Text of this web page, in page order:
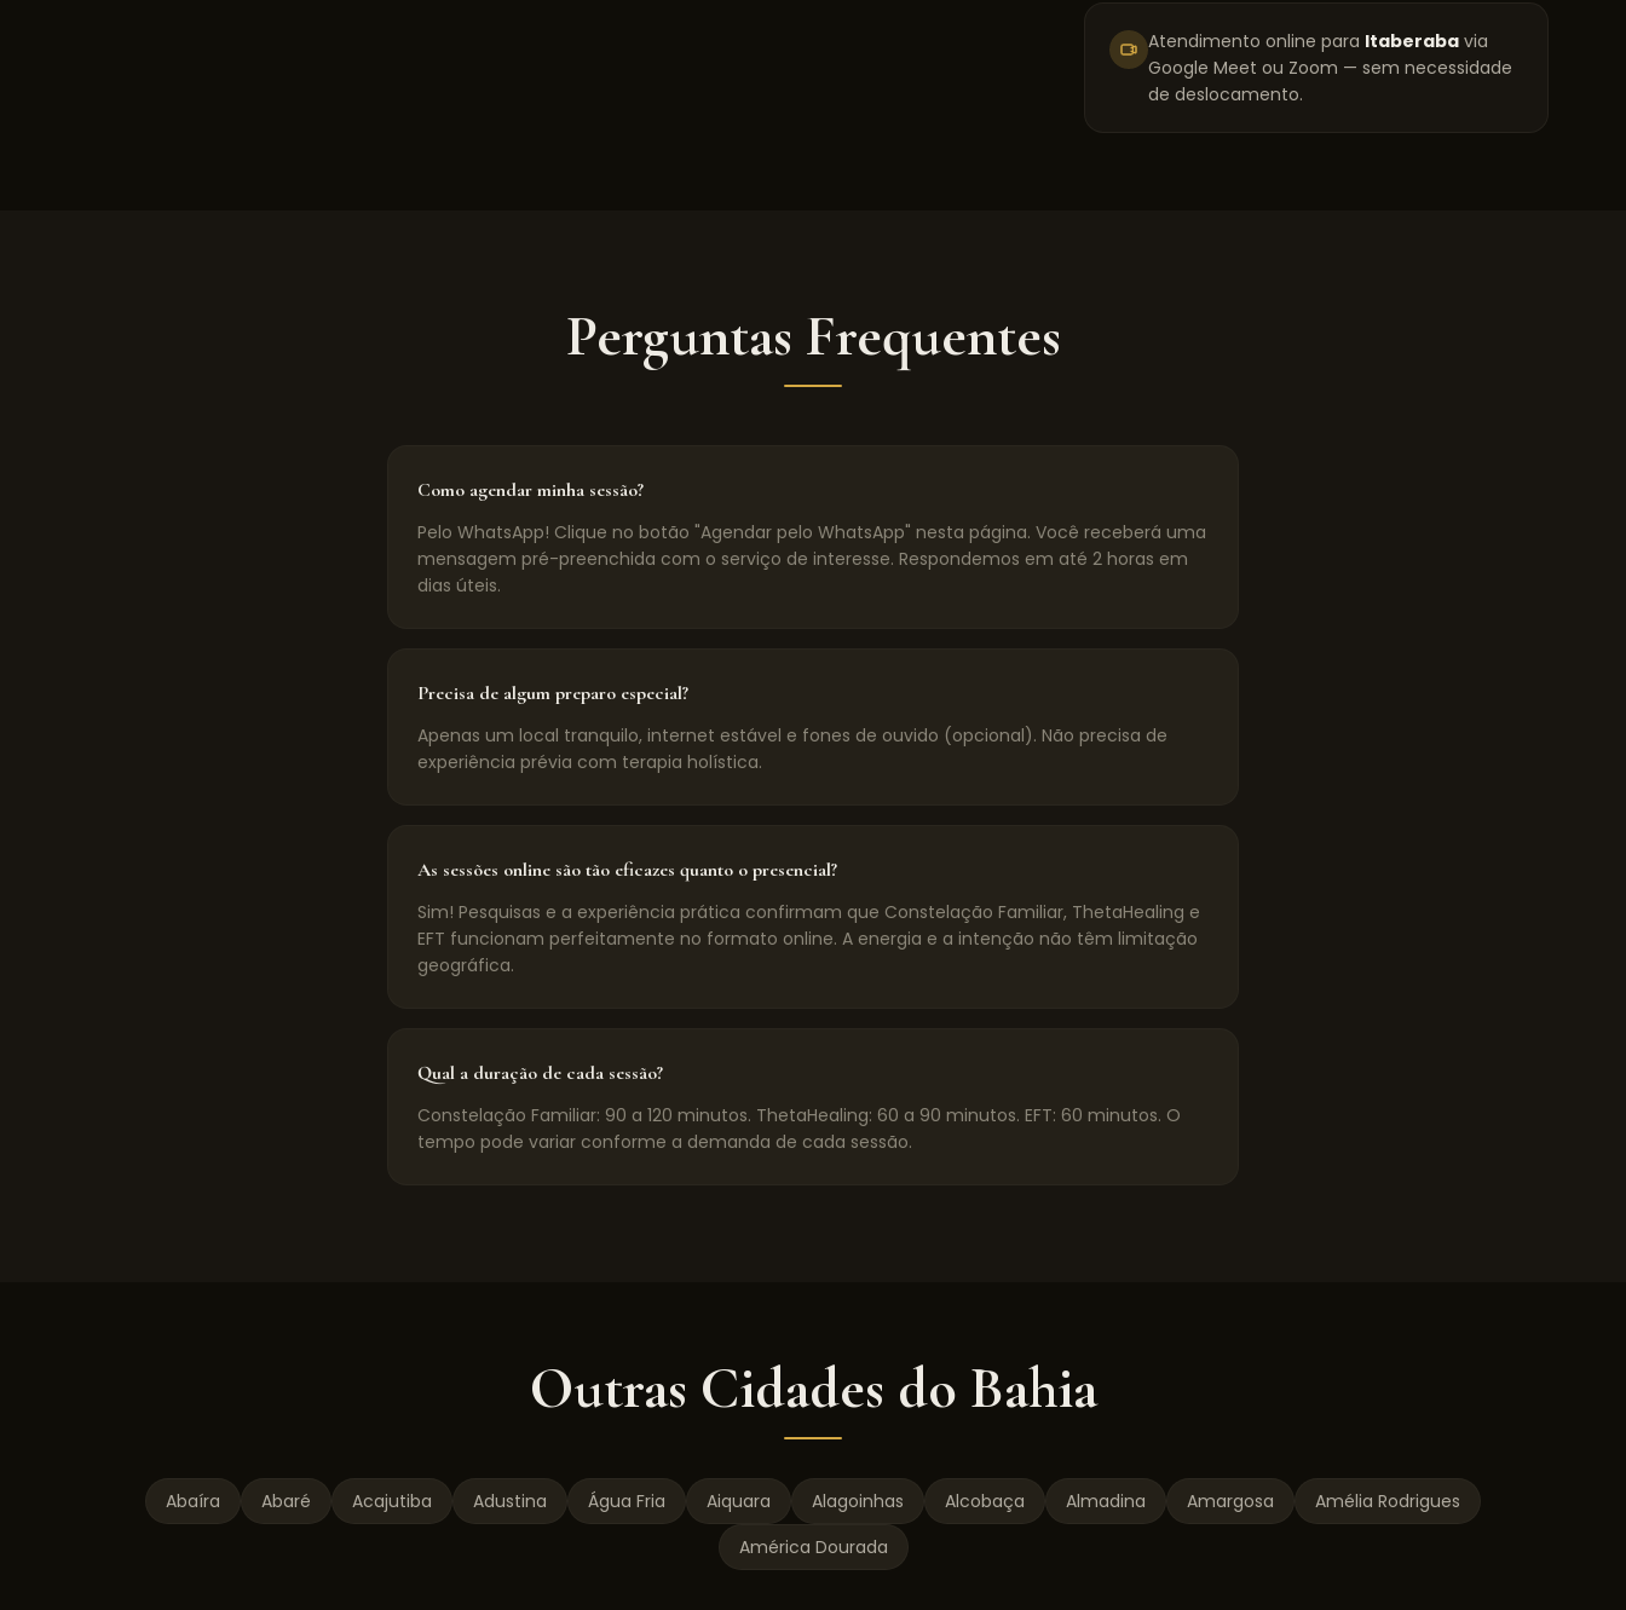
Atendimento online para Itaberaba via
Google Meet ou Zoom — sem necessidade
de deslocamento.
Perguntas Frequentes
Como agendar minha sessão?
Pelo WhatsApp! Clique no botão "Agendar pelo WhatsApp" nesta página. Você receberá uma
mensagem pré-preenchida com o serviço de interesse. Respondemos em até 2 horas em
dias úteis.
Precisa de algum preparo especial?
Apenas um local tranquilo, internet estável e fones de ouvido (opcional). Não precisa de
experiência prévia com terapia holística.
As sessões online são tão eficazes quanto o presencial?
Sim! Pesquisas e a experiência prática confirmam que Constelação Familiar, ThetaHealing e
EFT funcionam perfeitamente no formato online. A energia e a intenção não têm limitação
geográfica.
Qual a duração de cada sessão?
Constelação Familiar: 90 a 120 minutos. ThetaHealing: 60 a 90 minutos. EFT: 60 minutos. O
tempo pode variar conforme a demanda de cada sessão.
Outras Cidades do Bahia
Abaíra Abaré Acajutiba Adustina Água Fria Aiquara Alagoinhas Alcobaça Almadina Amargosa
Amélia Rodrigues
América Dourada